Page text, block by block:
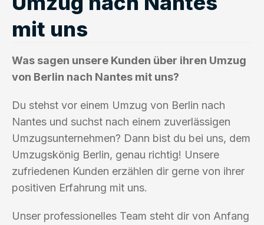
mit uns
Was sagen unsere Kunden über ihren Umzug
von Berlin nach Nantes mit uns?
Du stehst vor einem Umzug von Berlin nach
Nantes und suchst nach einem zuverlässigen
Umzugsunternehmen? Dann bist du bei uns, dem
Umzugskönig Berlin, genau richtig! Unsere
zufriedenen Kunden erzählen dir gerne von ihrer
positiven Erfahrung mit uns.
Unser professionelles Team steht dir von Anfang